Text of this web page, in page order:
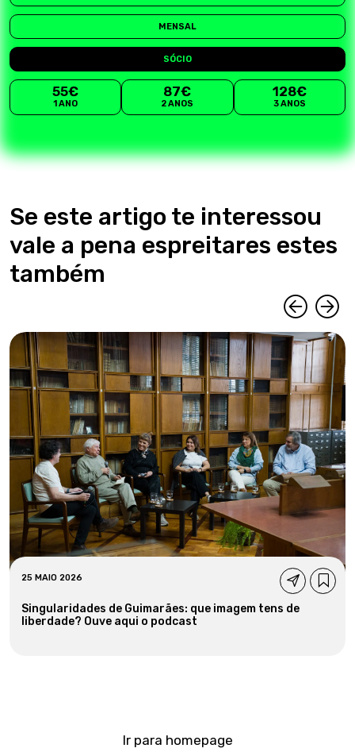
MENSAL
SÓCIO
55€
1 ANO
87€
2 ANOS
128€
3 ANOS
Se este artigo te interessou
vale a pena espreitares estes
também
25 MAIO 2026
Singularidades de Guimarães: que imagem tens de
liberdade? Ouve aqui o podcast
Ir para homepage